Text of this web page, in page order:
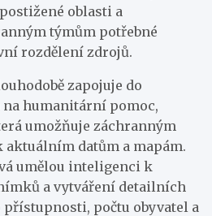
oblasti a
týmům potřebné
rozdělení zdrojů.
zapojuje do
humanitární pomoc,
umožňuje záchranným
datům a mapám.
umělou inteligenci k
a vytváření detailních
počtu obyvatel a